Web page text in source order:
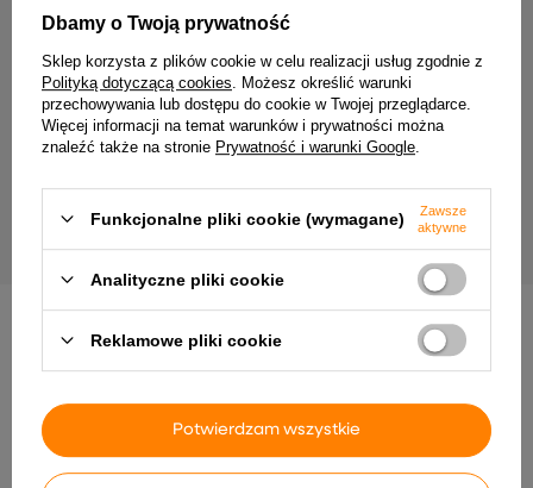
Statecznik elektroniczny TCI MBQ 117/2
MiBoxer B3-B Naścienny
RGBW 4-strefowy
77,90 zł
INNE PRODUKTY PRODUCENTA
Dbamy o Twoją prywatność
Sklep korzysta z plików cookie w celu realizacji usług zgodnie z
Polityką dotyczącą cookies . Możesz określić warunki
przechowywania lub dostępu do cookie w Twojej przeglądarce.
Więcej informacji na temat warunków i prywatności można
znaleźć także na stronie Prywatność i warunki Google
Funkcjonalne pliki cookie (wymagane)
Zawsze
aktywne
Analityczne pliki cookie
Reklamowe pliki cookie
Potwierdzam wszystkie